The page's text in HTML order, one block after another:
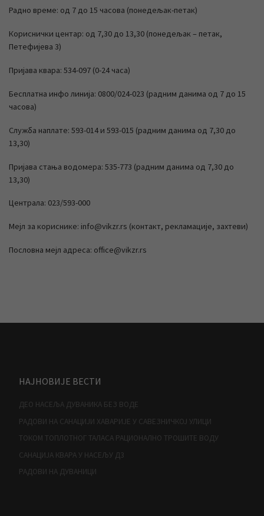
Радно време: од 7 до 15 часова (понедељак-петак)
Кориснички центар: од 7,30 до 13,30 (понедељак – петак,
Петефијева 3)
Пријава квара: 534-097 (0-24 часа)
Бесплатна инфо линија: 0800/024-023 (радним данима од 7 до 15
часова)
Служба наплате: 593-014 и 593-015 (радним данима од 7,30 до
13,30)
Пријава стања водомера: 535-773 (радним данима од 7,30 до
13,30)
Централа: 023/593-000
Мејл за кориснике: info@vikzr.rs (контакт, рекламације, захтеви)
Пословна мејл адреса: office@vikzr.rs
НАЈНОВИЈЕ ВЕСТИ
ДЕО НАСЕЉА ДУВАНИКА БЕЗ ВОДЕ
РАДОВИ НА САНАЦИЈИ ХАВАРИЈЕ У САВЕЗНИЧКОЈ УЛИЦИ
ТОКОМ ТОПЛОТНОГ ТАЛАСА РАЦИОНАЛНО ТРОШИТЕ ВОДУ
САНАЦИЈА КВАРА У НАСЕЉУ Д3
РАДОВИ НА ДУВАНИЦИ